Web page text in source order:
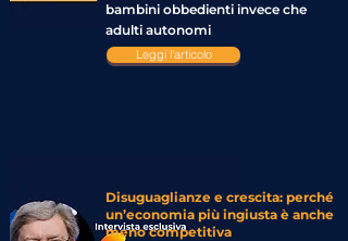
bambini obbedienti invece che
adulti autonomi
Leggi l'articolo
Disuguaglianze e crescita: perché
un’economia più ingiusta è anche
meno competitiva